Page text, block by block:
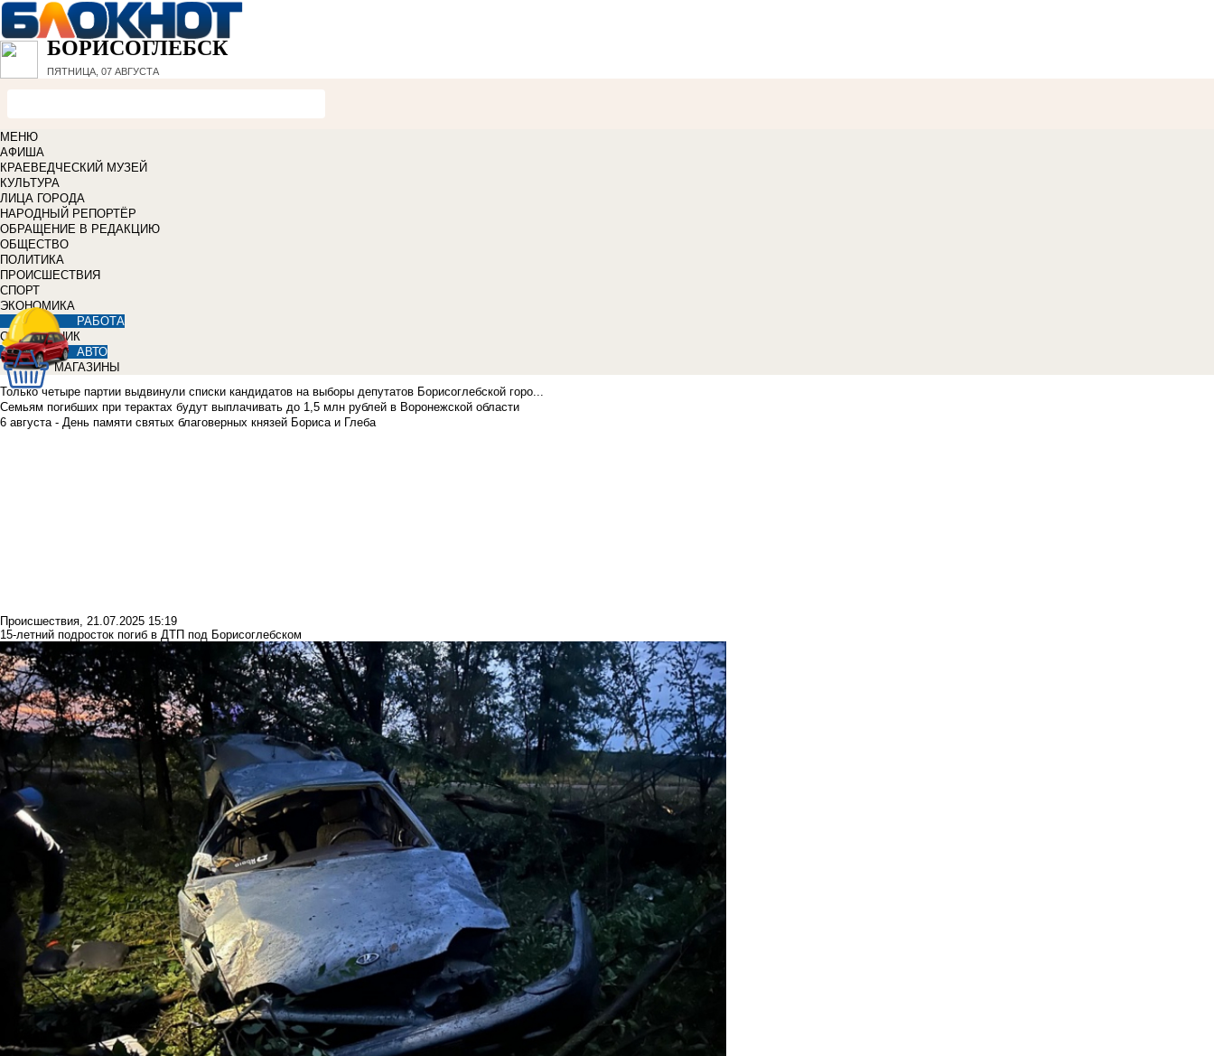
БОРИСОГЛЕБСК
ПЯТНИЦА, 07 АВГУСТА
МЕНЮ
АФИША
КРАЕВЕДЧЕСКИЙ МУЗЕЙ
КУЛЬТУРА
ЛИЦА ГОРОДА
НАРОДНЫЙ РЕПОРТЁР
ОБРАЩЕНИЕ В РЕДАКЦИЮ
ОБЩЕСТВО
ПОЛИТИКА
ПРОИСШЕСТВИЯ
СПОРТ
ЭКОНОМИКА
РАБОТА
СПРАВОЧНИК
АВТО
МАГАЗИНЫ
Только четыре партии выдвинули списки кандидатов на выборы депутатов Борисоглебской горо...
Семьям погибших при терактах будут выплачивать до 1,5 млн рублей в Воронежской области
6 августа - День памяти святых благоверных князей Бориса и Глеба
Происшествия, 21.07.2025 15:19
15-летний подросток погиб в ДТП под Борисоглебском